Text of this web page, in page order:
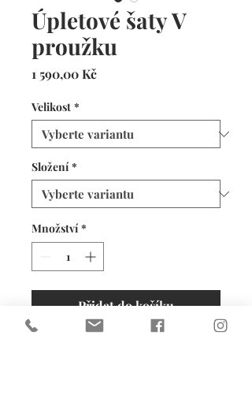
Úpletové šaty V
proužku
1 590,00 KčCena
Velikost *
Složení *
Množství *
Přidat do košíku